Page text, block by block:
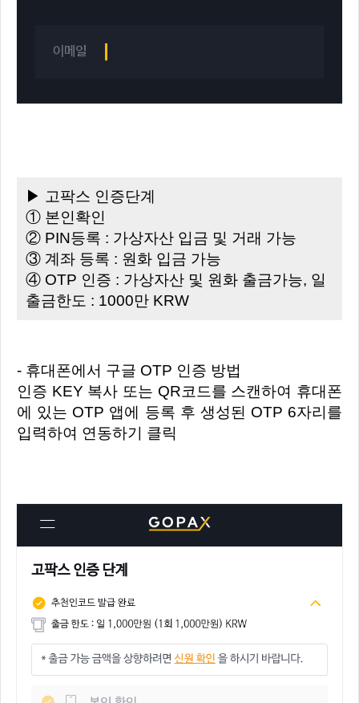
▶ 고팍스 인증단계
① 본인확인
② PIN등록 : 가상자산 입금 및 거래 가능
③ 계좌 등록 : 원화 입금 가능
④ OTP 인증 : 가상자산 및 원화 출금가능, 일
출금한도 : 1000만 KRW
- 휴대폰에서 구글 OTP 인증 방법
인증 KEY 복사 또는 QR코드를 스캔하여 휴대폰
에 있는 OTP 앱에 등록 후 생성된 OTP 6자리를
입력하여 연동하기 클릭